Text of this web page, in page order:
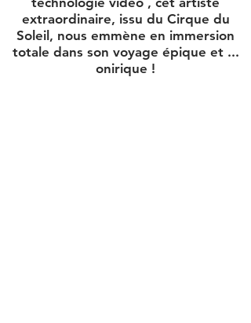
extraordinaire, issu du Cirque du
Soleil, nous emmène en immersion
totale dans son voyage épique et ...
onirique !